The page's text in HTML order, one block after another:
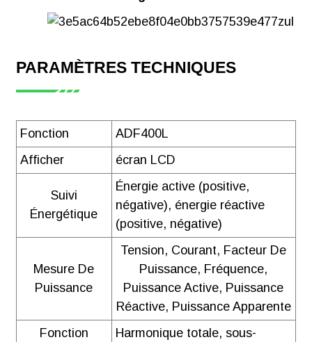
PARAMÈTRES TECHNIQUES
Fonction
ADF400L
Afficher
écran LCD
Suivi
Énergétique
Énergie active (positive,
négative), énergie réactive
(positive, négative)
Mesure De
Puissance
Tension, Courant, Facteur De
Puissance, Fréquence,
Puissance Active, Puissance
Réactive, Puissance Apparente
Fonction
Harmonique totale, sous-